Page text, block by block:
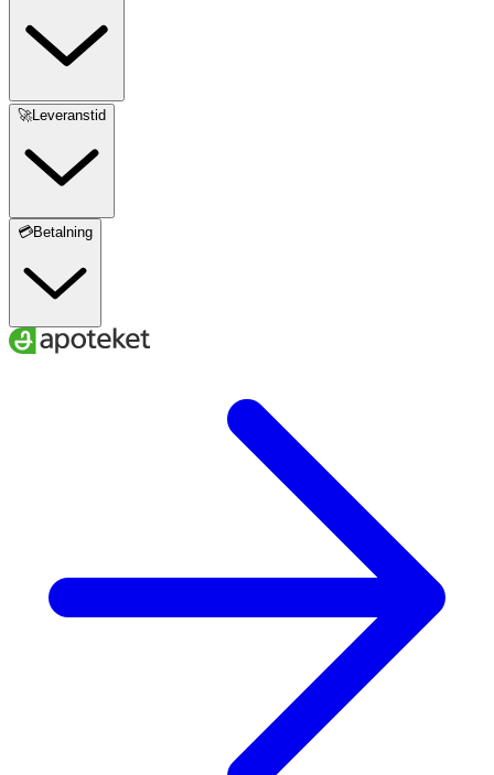
🚀Leveranstid
💳Betalning